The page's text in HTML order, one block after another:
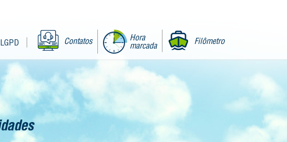
Contatos
Hora
marcada
Filômetro
LGPD